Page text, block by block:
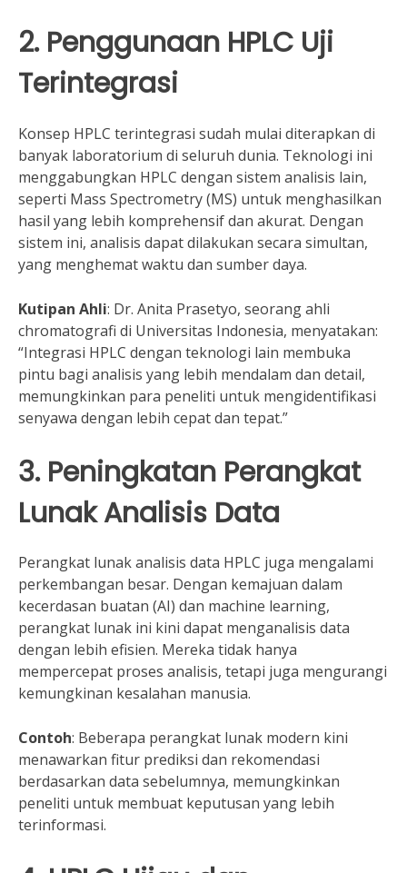
2. Penggunaan HPLC Uji
Terintegrasi
Konsep HPLC terintegrasi sudah mulai diterapkan di
banyak laboratorium di seluruh dunia. Teknologi ini
menggabungkan HPLC dengan sistem analisis lain,
seperti Mass Spectrometry (MS) untuk menghasilkan
hasil yang lebih komprehensif dan akurat. Dengan
sistem ini, analisis dapat dilakukan secara simultan,
yang menghemat waktu dan sumber daya.
Kutipan Ahli: Dr. Anita Prasetyo, seorang ahli
chromatografi di Universitas Indonesia, menyatakan:
“Integrasi HPLC dengan teknologi lain membuka
pintu bagi analisis yang lebih mendalam dan detail,
memungkinkan para peneliti untuk mengidentifikasi
senyawa dengan lebih cepat dan tepat.”
3. Peningkatan Perangkat
Lunak Analisis Data
Perangkat lunak analisis data HPLC juga mengalami
perkembangan besar. Dengan kemajuan dalam
kecerdasan buatan (AI) dan machine learning,
perangkat lunak ini kini dapat menganalisis data
dengan lebih efisien. Mereka tidak hanya
mempercepat proses analisis, tetapi juga mengurangi
kemungkinan kesalahan manusia.
Contoh: Beberapa perangkat lunak modern kini
menawarkan fitur prediksi dan rekomendasi
berdasarkan data sebelumnya, memungkinkan
peneliti untuk membuat keputusan yang lebih
terinformasi.